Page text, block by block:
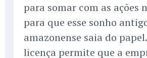
para somar com as ações
para que esse sonho
amazonense saia do
licença permite que a